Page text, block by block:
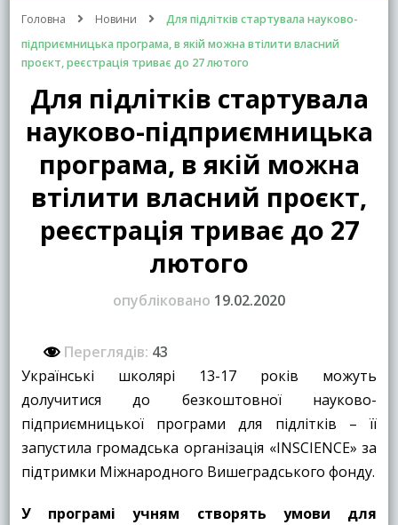
Головна Новини
Для підлітків стартувала науково-
підприємницька програма, в якій можна втілити власний
проєкт, реєстрація триває до 27 лютого
Для підлітків стартувала
науково-підприємницька
програма, в якій можна
втілити власний проєкт,
реєстрація триває до 27
лютого
опубліковано 19.02.2020
Переглядів: 43
Українські школярі 13-17 років можуть
долучитися до безкоштовної науково-
підприємницької програми для підлітків – її
запустила громадська організація «INSCIENCE» за
підтримки Міжнародного Вишеградського фонду.
У програмі учням створять умови для